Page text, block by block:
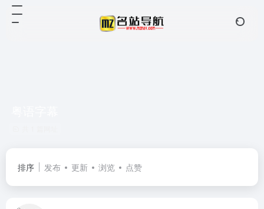
排序 发布 更新 浏览 点赞